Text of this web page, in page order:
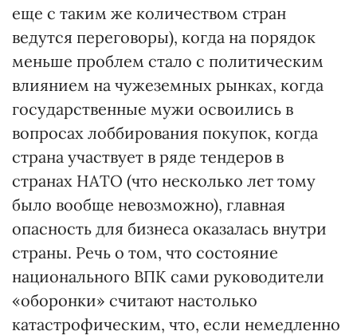
еще с таким же количеством стран
ведутся переговоры), когда на порядок
меньше проблем стало с политическим
влиянием на чужеземных рынках, когда
государственные мужи освоились в
вопросах лоббирования покупок, когда
страна участвует в ряде тендеров в
странах НАТО (что несколько лет тому
было вообще невозможно), главная
опасность для бизнеса оказалась внутри
страны. Речь о том, что состояние
национального ВПК сами руководители
«оборонки» считают настолько
катастрофическим, что, если немедленно